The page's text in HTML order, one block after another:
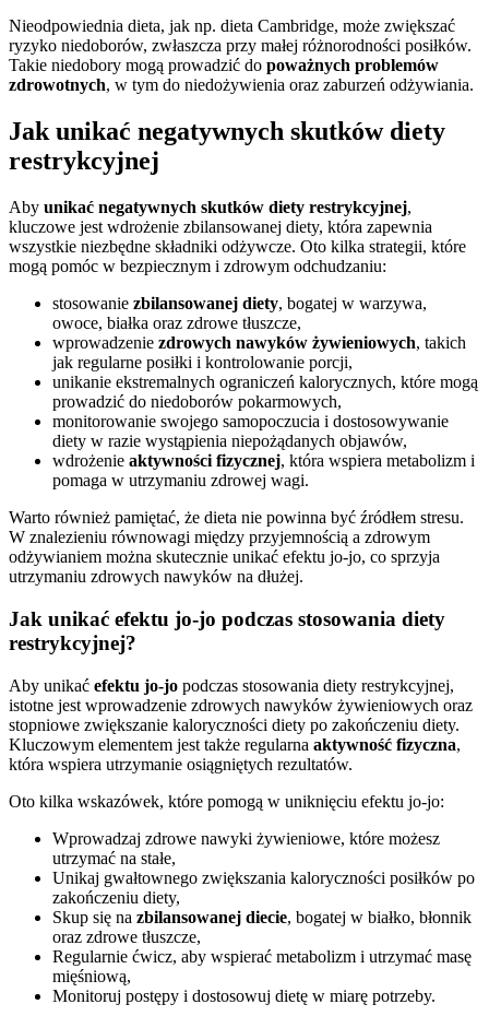
Nieodpowiednia dieta, jak np. dieta Cambridge, może zwiększać
ryzyko niedoborów, zwłaszcza przy małej różnorodności posiłków.
Takie niedobory mogą prowadzić do poważnych problemów
zdrowotnych, w tym do niedożywienia oraz zaburzeń odżywiania.
Jak unikać negatywnych skutków diety
restrykcyjnej
Aby unikać negatywnych skutków diety restrykcyjnej,
kluczowe jest wdrożenie zbilansowanej diety, która zapewnia
wszystkie niezbędne składniki odżywcze. Oto kilka strategii, które
mogą pomóc w bezpiecznym i zdrowym odchudzaniu:
stosowanie zbilansowanej diety, bogatej w warzywa,
owoce, białka oraz zdrowe tłuszcze,
wprowadzenie zdrowych nawyków żywieniowych, takich
jak regularne posiłki i kontrolowanie porcji,
unikanie ekstremalnych ograniczeń kalorycznych, które mogą
prowadzić do niedoborów pokarmowych,
monitorowanie swojego samopoczucia i dostosowywanie
diety w razie wystąpienia niepożądanych objawów,
wdrożenie aktywności fizycznej, która wspiera metabolizm i
pomaga w utrzymaniu zdrowej wagi.
Warto również pamiętać, że dieta nie powinna być źródłem stresu.
W znalezieniu równowagi między przyjemnością a zdrowym
odżywianiem można skutecznie unikać efektu jo-jo, co sprzyja
utrzymaniu zdrowych nawyków na dłużej.
Jak unikać efektu jo-jo podczas stosowania diety
restrykcyjnej?
Aby unikać efektu jo-jo podczas stosowania diety restrykcyjnej,
istotne jest wprowadzenie zdrowych nawyków żywieniowych oraz
stopniowe zwiększanie kaloryczności diety po zakończeniu diety.
Kluczowym elementem jest także regularna aktywność fizyczna,
która wspiera utrzymanie osiągniętych rezultatów.
Oto kilka wskazówek, które pomogą w uniknięciu efektu jo-jo:
Wprowadzaj zdrowe nawyki żywieniowe, które możesz
utrzymać na stałe,
Unikaj gwałtownego zwiększania kaloryczności posiłków po
zakończeniu diety,
Skup się na zbilansowanej diecie, bogatej w białko, błonnik
oraz zdrowe tłuszcze,
Regularnie ćwicz, aby wspierać metabolizm i utrzymać masę
mięśniową,
Monitoruj postępy i dostosowuj dietę w miarę potrzeby.